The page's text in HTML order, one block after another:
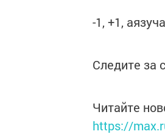
-1, +1,
Следите
Читайте
https://